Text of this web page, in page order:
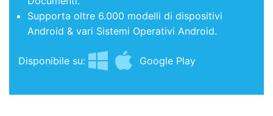
Supporta oltre 6.000 modelli di dispositivi
Android & vari Sistemi Operativi Android.
Disponibile su: Google Play